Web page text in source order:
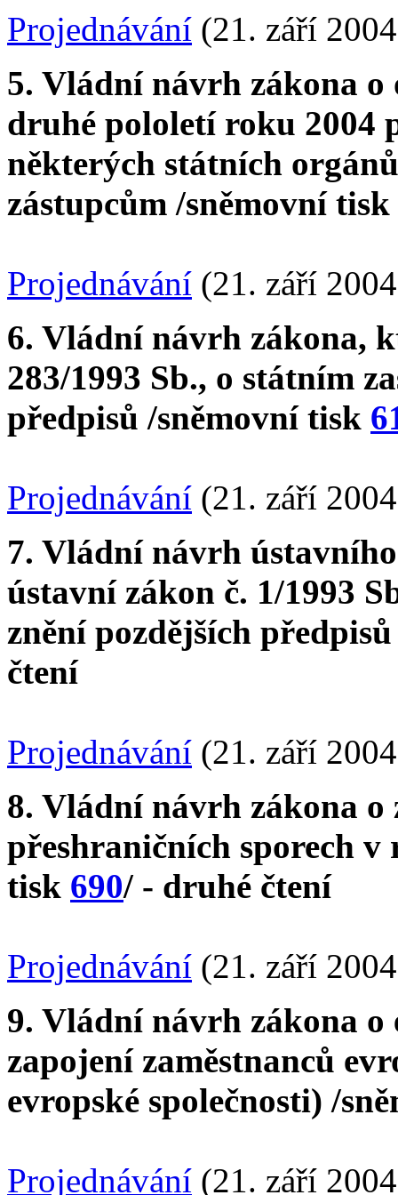
Projednávání (21. září
5. Vládní návrh zákona
druhé pololetí roku 2004
některých státních
zástupcům /sněmovní tisk
Projednávání (21. září
6. Vládní návrh zákona,
283/1993 Sb., o státním
předpisů /sněmovní tisk
Projednávání (21. září
7. Vládní návrh
ústavní zákon č. 1/1993
znění pozdějších
čtení
Projednávání (21. září
8. Vládní návrh zákona
přeshraničních sporech v
tisk 690/ - druhé čtení
Projednávání (21. září
9. Vládní návrh zákona o
zapojení zaměstnanců
evropské společnosti) /
Projednávání (21. září